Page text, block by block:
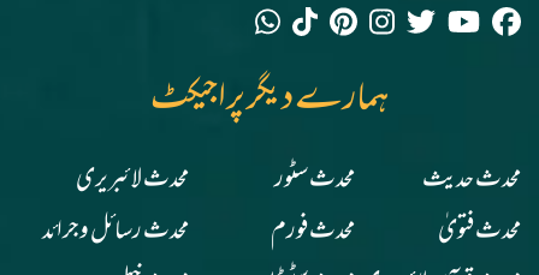
ہمارے دیگر پراجیکٹ
محدث حدیث محدث سٹور
محدث لائبریری
محدث فتویٰ
محدث فورم
محدث رسائل وجرائد